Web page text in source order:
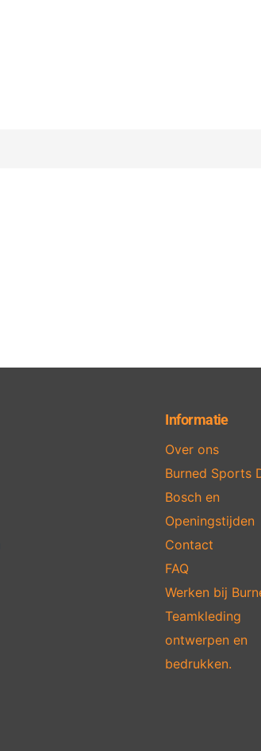
Informatie
Over ons
Burned Sports
Bosch en
Openingstijden
Contact
FAQ
Werken bij
Teamkleding
ontwerpen en
bedrukken.